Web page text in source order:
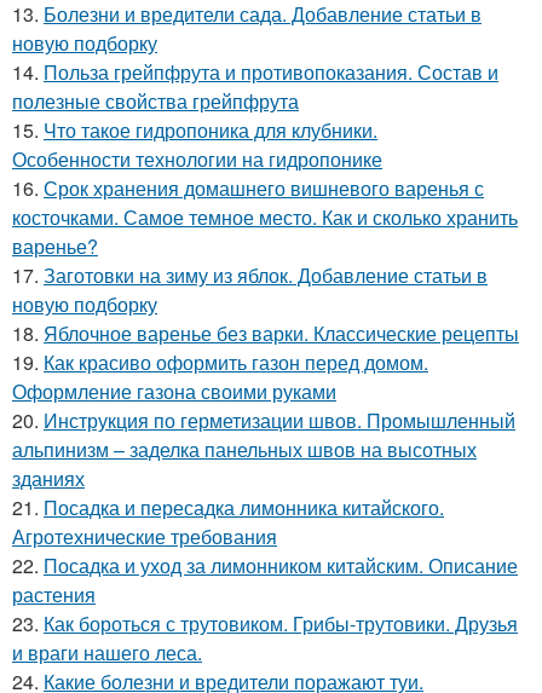
13. Болезни и вредители сада. Добавление статьи в
новую подборку
14. Польза грейпфрута и противопоказания. Состав и
полезные свойства грейпфрута
15. Что такое гидропоника для клубники.
Особенности технологии на гидропонике
16. Срок хранения домашнего вишневого варенья с
косточками. Самое темное место. Как и сколько хранить
варенье?
17. Заготовки на зиму из яблок. Добавление статьи в
новую подборку
18. Яблочное варенье без варки. Классические рецепты
19. Как красиво оформить газон перед домом.
Оформление газона своими руками
20. Инструкция по герметизации швов. Промышленный
альпинизм – заделка панельных швов на высотных
зданиях
21. Посадка и пересадка лимонника китайского.
Агротехнические требования
22. Посадка и уход за лимонником китайским. Описание
растения
23. Как бороться с трутовиком. Грибы-трутовики. Друзья
и враги нашего леса.
24. Какие болезни и вредители поражают туи.